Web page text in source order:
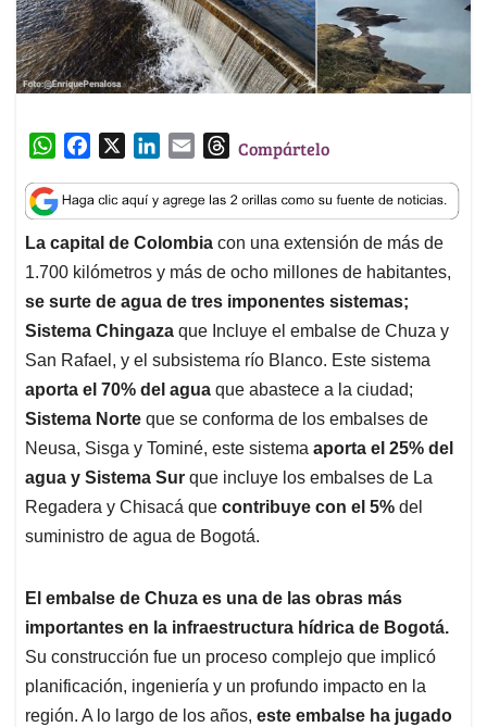
W
a
t
s
A
p
p
c
e
b
o
o
k
n
k
e
d
I
n
a
i
l
T
r
e
a
d
s
Compártelo
La capital de Colombia con una extensión de más de
1.700 kilómetros y más de ocho millones de habitantes,
se surte de agua de tres imponentes sistemas;
Sistema Chingaza que Incluye el embalse de Chuza y
San Rafael, y el subsistema río Blanco. Este sistema
aporta el 70% del agua que abastece a la ciudad;
Sistema Norte que se conforma de los embalses de
Neusa, Sisga y Tominé, este sistema aporta el 25% del
agua y Sistema Sur que incluye los embalses de La
Regadera y Chisacá que contribuye con el 5% del
suministro de agua de Bogotá.
El embalse de Chuza es una de las obras más
importantes en la infraestructura hídrica de Bogotá.
Su construcción fue un proceso complejo que implicó
planificación, ingeniería y un profundo impacto en la
región. A lo largo de los años, este embalse ha jugado